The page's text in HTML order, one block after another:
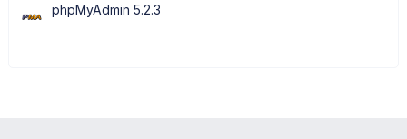
phpMyAdmin 5.2.3